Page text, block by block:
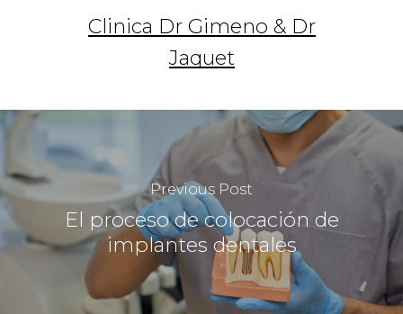
Clinica Dr Gimeno & Dr
Jaquet
Previous Post
El proceso de colocación de
implantes dentales